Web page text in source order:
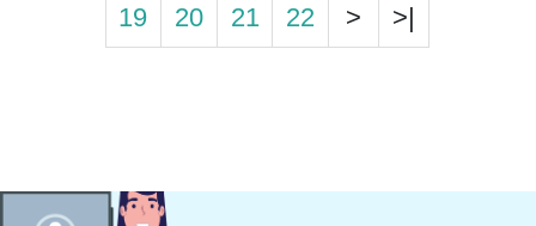
19
20 21 22 > >|